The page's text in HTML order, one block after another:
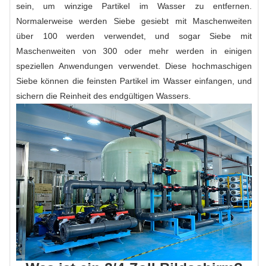
sein, um winzige Partikel im Wasser zu entfernen.
Normalerweise werden Siebe gesiebt mit Maschenweiten
über 100 werden verwendet, und sogar Siebe mit
Maschenweiten von 300 oder mehr werden in einigen
speziellen Anwendungen verwendet. Diese hochmaschigen
Siebe können die feinsten Partikel im Wasser einfangen, und
sichern die Reinheit des endgültigen Wassers.